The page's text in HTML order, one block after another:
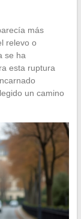
más
relevo o
se ha
esta ruptura
un camino